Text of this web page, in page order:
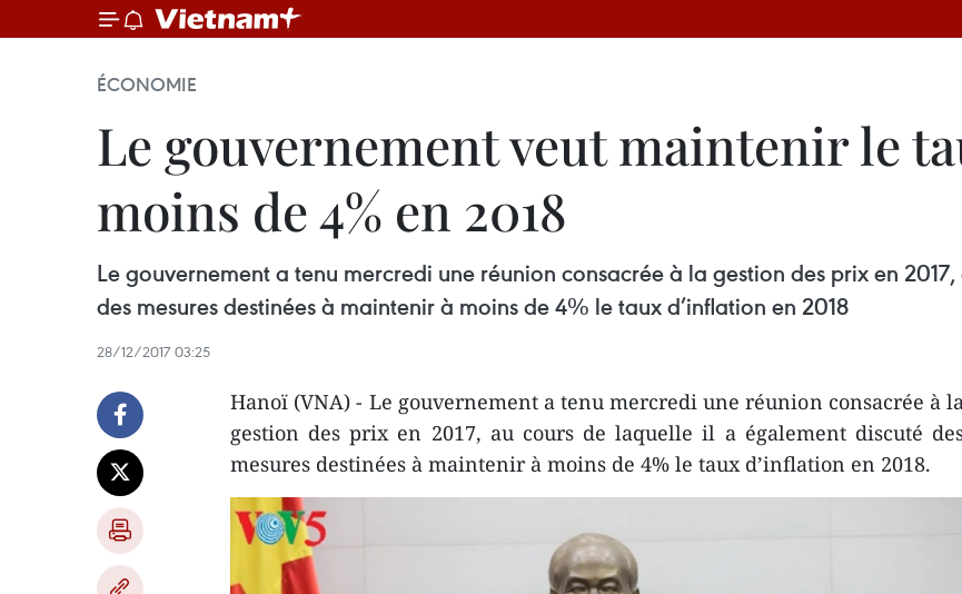
ÉCONOMIE
Le gouvernement veut maintenir le
moins de 4% en 2018
Le gouvernement a tenu mercredi une réunion consacrée à la gestion des prix en
des mesures destinées à maintenir à moins de 4% le taux d’inflation en 2018
28/12/2017 03:25
Hanoï (VNA) - Le gouvernement a tenu mercredi une réunion consacrée à
gestion des prix en 2017, au cours de laquelle il a également discuté
mesures destinées à maintenir à moins de 4% le taux d’inflation en 2018.